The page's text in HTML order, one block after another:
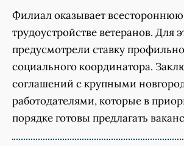
Филиал оказывает
трудоустройстве ветеранов. Для
предусмотрели ставку
социального координатора.
соглашений с крупными
работодателями, которые в
порядке готовы предлагать